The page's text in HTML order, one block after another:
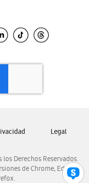
Derechos Reservados.
de Chrome, Edge,
Legal